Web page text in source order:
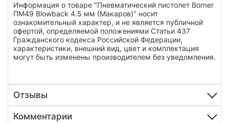
Информация о товаре "Пневматический пистолет Borner
ПМ49 Blowback 4.5 мм (Макаров)" носит
ознакомительный характер, и не является публичной
офертой, определяемой положениями Статьи 437
Гражданского кодекса Российской Федерации,
характеристики, внешний вид, цвет и комплектация
могут быть изменены производителем без уведомления.
Отзывы
Комментарии